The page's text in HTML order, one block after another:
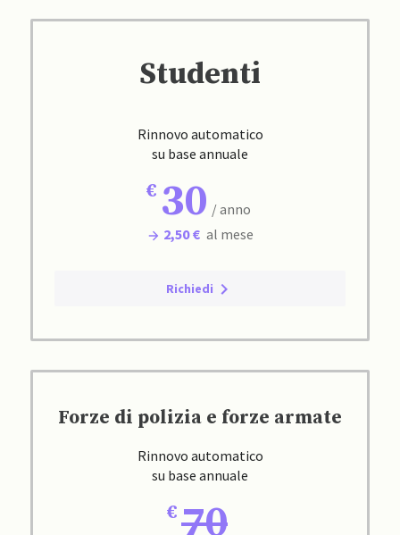
Studenti
Rinnovo automatico
su base annuale
30 / anno
2,50 € al mese
Richiedi
Forze di polizia e forze armate
Rinnovo automatico
su base annuale
70